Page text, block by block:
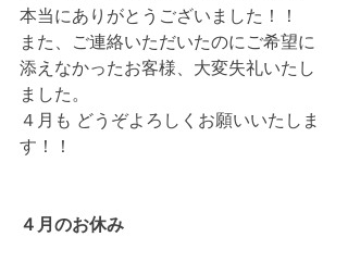
本当にありがとうございました！！
また、ご連絡いただいたのにご希望に
添えなかったお客様、大変失礼いたし
ました。
４月も どうぞよろしくお願いいたしま
す！！
４月のお休み